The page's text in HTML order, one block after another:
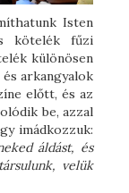
Isten
kötelék fűzi
különösen
arkangyalok
előtt, és az
be, azzal
imádkozzuk:
áldást, és
velük